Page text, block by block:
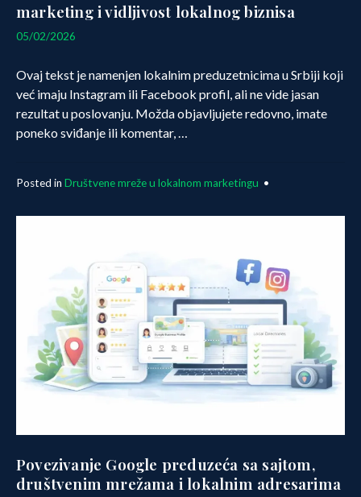
marketing i vidljivost lokalnog biznisa
05/02/2026
Ovaj tekst je namenjen lokalnim preduzetnicima u Srbiji koji
već imaju Instagram ili Facebook profil, ali ne vide jasan
rezultat u poslovanju. Možda objavljujete redovno, imate
poneko sviđanje ili komentar, …
Posted in Društvene mreže u lokalnom marketingu •
Povezivanje Google preduzeća sa sajtom,
društvenim mrežama i lokalnim adresarima